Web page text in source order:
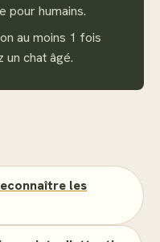
pour humains.
au moins 1 fois
un chat âgé.
les